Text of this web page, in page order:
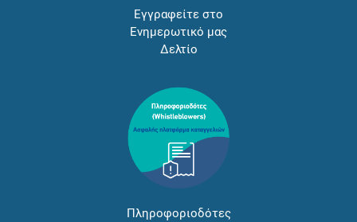
Εγγραφείτε στο
Ενημερωτικό μας
Δελτίο
Πληροφοριοδότες